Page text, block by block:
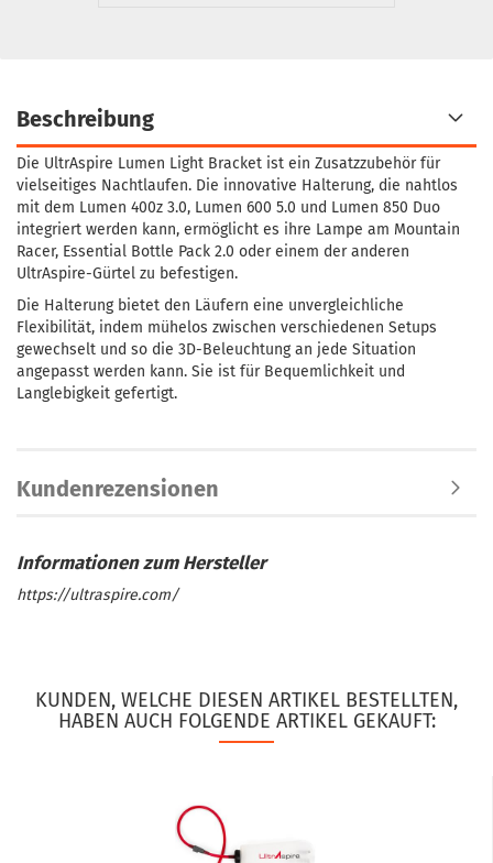
Beschreibung
Die UltrAspire Lumen Light Bracket ist ein Zusatzzubehör für
vielseitiges Nachtlaufen. Die innovative Halterung, die nahtlos
mit dem Lumen 400z 3.0, Lumen 600 5.0 und Lumen 850 Duo
integriert werden kann, ermöglicht es ihre Lampe am Mountain
Racer, Essential Bottle Pack 2.0 oder einem der anderen
UltrAspire-Gürtel zu befestigen.
Die Halterung bietet den Läufern eine unvergleichliche
Flexibilität, indem mühelos zwischen verschiedenen Setups
gewechselt und so die 3D-Beleuchtung an jede Situation
angepasst werden kann. Sie ist für Bequemlichkeit und
Langlebigkeit gefertigt.
Kundenrezensionen
https://ultraspire.com/
KUNDEN, WELCHE DIESEN ARTIKEL BESTELLTEN,
HABEN AUCH FOLGENDE ARTIKEL GEKAUFT: